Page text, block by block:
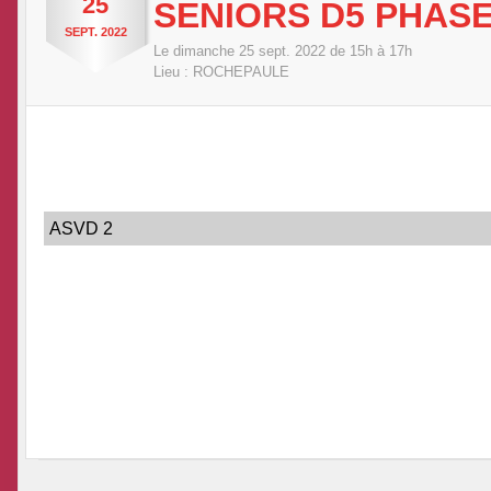
SEPT. 2022 SENIORS D5
Le dimanche 25 sept. 2022 de 15h à 17h
Lieu : ROCHEPAULE
ASVD 2